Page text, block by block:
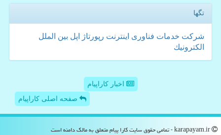
تگها
شركت خدمات فناوری اینترنت رپورتاژ اپل بین الملل
الكترونیك
اخبار کاراپیام
صفحه اصلی کاراپیام